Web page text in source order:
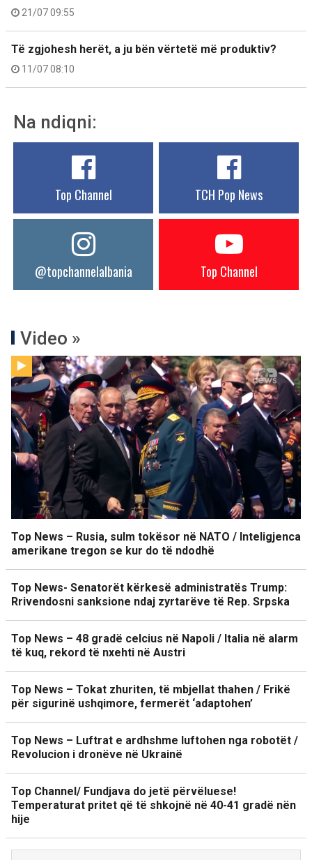
21/07 09:55
Të zgjohesh herët, a ju bën vërtetë më produktiv?
11/07 08:10
Na ndiqni:
Top Channel TCH Pop News
@topchannelalbania Top Channel
Video »
Top News – Rusia, sulm tokësor në NATO / Inteligjenca
amerikane tregon se kur do të ndodhë
Top News- Senatorët kërkesë administratës Trump:
Rrivendosni sanksione ndaj zyrtarëve të Rep. Srpska
Top News – 48 gradë celcius në Napoli / Italia në alarm
të kuq, rekord të nxehti në Austri
Top News – Tokat zhuriten, të mbjellat thahen / Frikë
për sigurinë ushqimore, fermerët ‘adaptohen’
Top News – Luftrat e ardhshme luftohen nga robotët /
Revolucion i dronëve në Ukrainë
Top Channel/ Fundjava do jetë përvëluese!
Temperaturat pritet që të shkojnë në 40-41 gradë nën
hije